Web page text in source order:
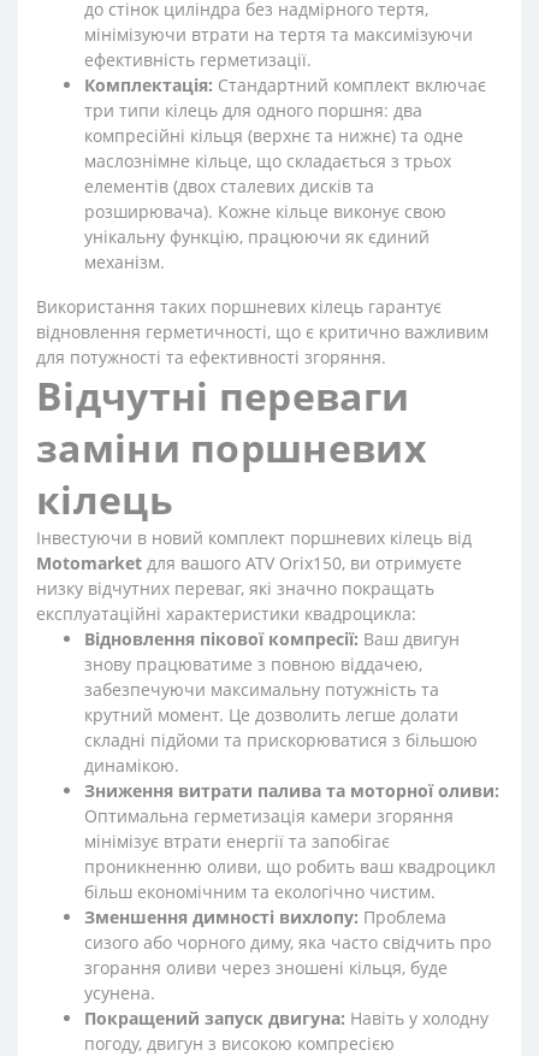
до стінок циліндра без надмірного тертя,
мінімізуючи втрати на тертя та максимізуючи
ефективність герметизації.
Комплектація: Стандартний комплект включає
три типи кілець для одного поршня: два
компресійні кільця (верхнє та нижнє) та одне
маслознімне кільце, що складається з трьох
елементів (двох сталевих дисків та
розширювача). Кожне кільце виконує свою
унікальну функцію, працюючи як єдиний
механізм.
Використання таких поршневих кілець гарантує
відновлення герметичності, що є критично важливим
для потужності та ефективності згоряння.
Відчутні переваги
заміни поршневих
кілець
Інвестуючи в новий комплект поршневих кілець від
Motomarket для вашого ATV Orix150, ви отримуєте
низку відчутних переваг, які значно покращать
експлуатаційні характеристики квадроцикла:
Відновлення пікової компресії: Ваш двигун
знову працюватиме з повною віддачею,
забезпечуючи максимальну потужність та
крутний момент. Це дозволить легше долати
складні підйоми та прискорюватися з більшою
динамікою.
Зниження витрати палива та моторної оливи:
Оптимальна герметизація камери згоряння
мінімізує втрати енергії та запобігає
проникненню оливи, що робить ваш квадроцикл
більш економічним та екологічно чистим.
Зменшення димності вихлопу: Проблема
сизого або чорного диму, яка часто свідчить про
згорання оливи через зношені кільця, буде
усунена.
Покращений запуск двигуна: Навіть у холодну
погоду, двигун з високою компресією